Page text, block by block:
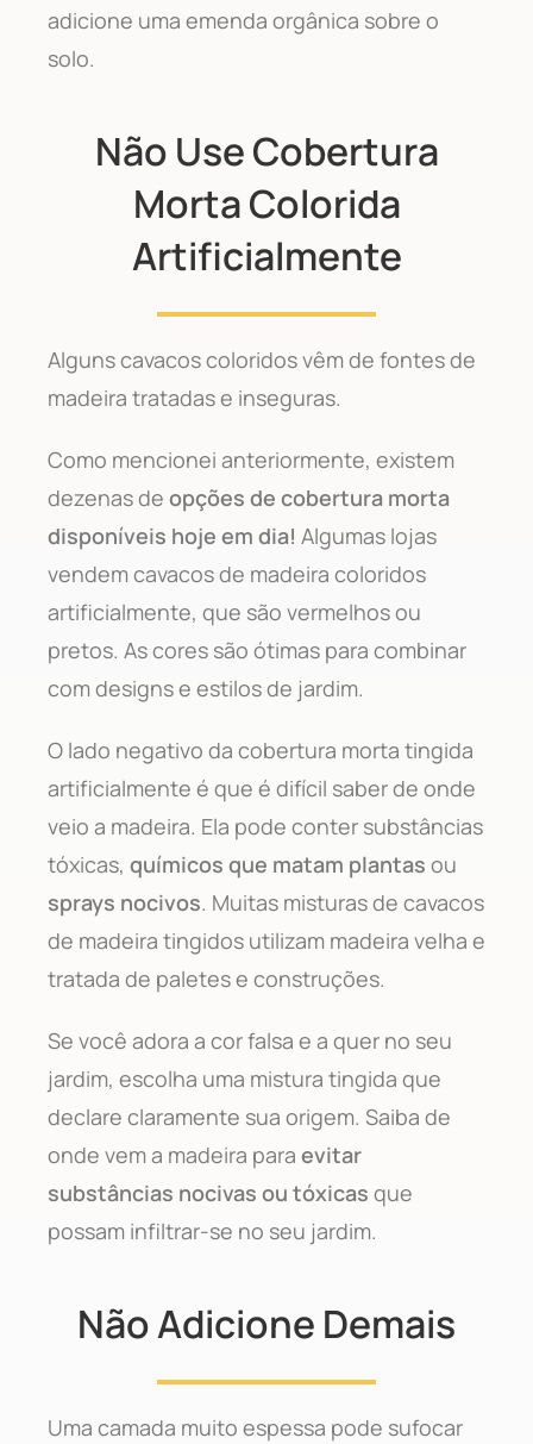
adicione uma emenda orgânica sobre o
solo.
Não Use Cobertura
Morta Colorida
Artificialmente
Alguns cavacos coloridos vêm de fontes de
madeira tratadas e inseguras.
Como mencionei anteriormente, existem
dezenas de opções de cobertura morta
disponíveis hoje em dia! Algumas lojas
vendem cavacos de madeira coloridos
artificialmente, que são vermelhos ou
pretos. As cores são ótimas para combinar
com designs e estilos de jardim.
O lado negativo da cobertura morta tingida
artificialmente é que é difícil saber de onde
veio a madeira. Ela pode conter substâncias
tóxicas, químicos que matam plantas ou
sprays nocivos. Muitas misturas de cavacos
de madeira tingidos utilizam madeira velha e
tratada de paletes e construções.
Se você adora a cor falsa e a quer no seu
jardim, escolha uma mistura tingida que
declare claramente sua origem. Saiba de
onde vem a madeira para evitar
substâncias nocivas ou tóxicas que
possam infiltrar-se no seu jardim.
Não Adicione Demais
Uma camada muito espessa pode sufocar